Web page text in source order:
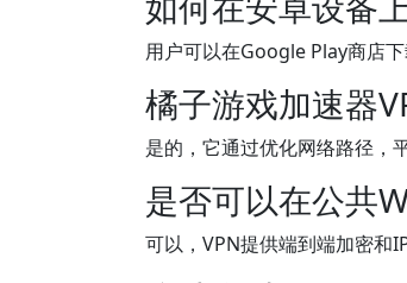
用户可以在Google Play商店下
橘子游戏加速器
是的，它通过优化网络路径，
是否可以在公共
可以，VPN提供端到端加密和